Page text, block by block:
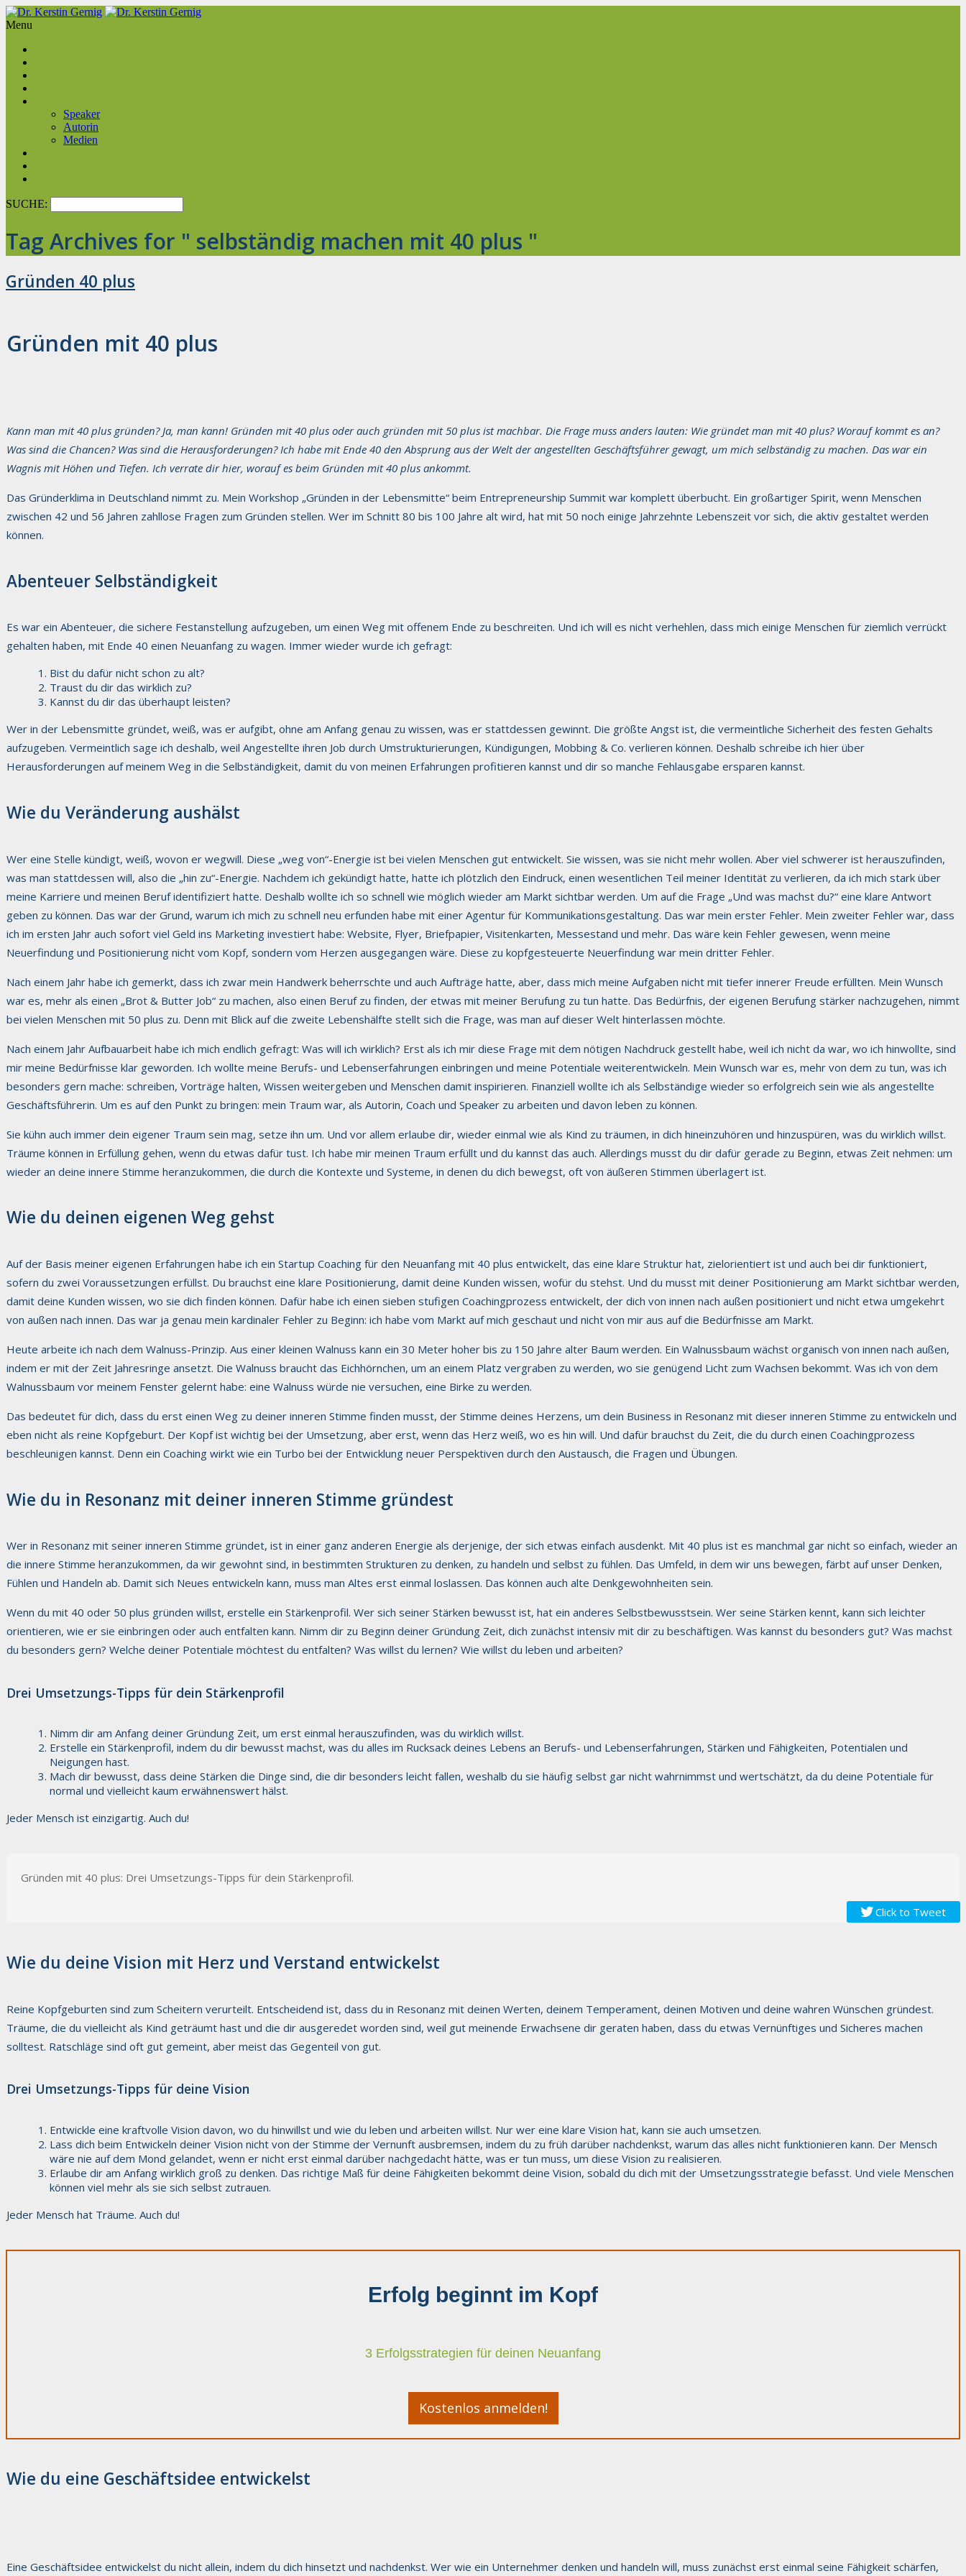
Menu
Speaker
Autorin
Medien
SUCHE:
Tag Archives for " selbständig machen mit 40 plus "
Gründen 40 plus
Gründen mit 40 plus
Kann man mit 40 plus gründen? Ja, man kann! Gründen mit 40 plus oder auch gründen mit 50 plus ist machbar. Die Frage muss anders lauten: Wie gründet man mit 40 plus? Worauf kommt es an?
Was sind die Chancen? Was sind die Herausforderungen? Ich habe mit Ende 40 den Absprung aus der Welt der angestellten Geschäftsführer gewagt, um mich selbständig zu machen. Das war ein
Wagnis mit Höhen und Tiefen. Ich verrate dir hier, worauf es beim Gründen mit 40 plus ankommt.
Das Gründerklima in Deutschland nimmt zu. Mein Workshop „Gründen in der Lebensmitte“ beim Entrepreneurship Summit war komplett überbucht. Ein großartiger Spirit, wenn Menschen
zwischen 42 und 56 Jahren zahllose Fragen zum Gründen stellen. Wer im Schnitt 80 bis 100 Jahre alt wird, hat mit 50 noch einige Jahrzehnte Lebenszeit vor sich, die aktiv gestaltet werden
können.
Abenteuer Selbständigkeit
Es war ein Abenteuer, die sichere Festanstellung aufzugeben, um einen Weg mit offenem Ende zu beschreiten. Und ich will es nicht verhehlen, dass mich einige Menschen für ziemlich verrückt
gehalten haben, mit Ende 40 einen Neuanfang zu wagen. Immer wieder wurde ich gefragt:
Bist du dafür nicht schon zu alt?
Traust du dir das wirklich zu?
Kannst du dir das überhaupt leisten?
Wer in der Lebensmitte gründet, weiß, was er aufgibt, ohne am Anfang genau zu wissen, was er stattdessen gewinnt. Die größte Angst ist, die vermeintliche Sicherheit des festen Gehalts
aufzugeben. Vermeintlich sage ich deshalb, weil Angestellte ihren Job durch Umstrukturierungen, Kündigungen, Mobbing & Co. verlieren können. Deshalb schreibe ich hier über
Herausforderungen auf meinem Weg in die Selbständigkeit, damit du von meinen Erfahrungen profitieren kannst und dir so manche Fehlausgabe ersparen kannst.
Wie du Veränderung aushälst
Wer eine Stelle kündigt, weiß, wovon er wegwill. Diese „weg von“-Energie ist bei vielen Menschen gut entwickelt. Sie wissen, was sie nicht mehr wollen. Aber viel schwerer ist herauszufinden,
was man stattdessen will, also die „hin zu“-Energie. Nachdem ich gekündigt hatte, hatte ich plötzlich den Eindruck, einen wesentlichen Teil meiner Identität zu verlieren, da ich mich stark über
meine Karriere und meinen Beruf identifiziert hatte. Deshalb wollte ich so schnell wie möglich wieder am Markt sichtbar werden. Um auf die Frage „Und was machst du?“ eine klare Antwort
geben zu können. Das war der Grund, warum ich mich zu schnell neu erfunden habe mit einer Agentur für Kommunikationsgestaltung. Das war mein erster Fehler. Mein zweiter Fehler war, dass
ich im ersten Jahr auch sofort viel Geld ins Marketing investiert habe: Website, Flyer, Briefpapier, Visitenkarten, Messestand und mehr. Das wäre kein Fehler gewesen, wenn meine
Neuerfindung und Positionierung nicht vom Kopf, sondern vom Herzen ausgegangen wäre. Diese zu kopfgesteuerte Neuerfindung war mein dritter Fehler.
Nach einem Jahr habe ich gemerkt, dass ich zwar mein Handwerk beherrschte und auch Aufträge hatte, aber, dass mich meine Aufgaben nicht mit tiefer innerer Freude erfüllten. Mein Wunsch
war es, mehr als einen „Brot & Butter Job“ zu machen, also einen Beruf zu finden, der etwas mit meiner Berufung zu tun hatte. Das Bedürfnis, der eigenen Berufung stärker nachzugehen, nimmt
bei vielen Menschen mit 50 plus zu. Denn mit Blick auf die zweite Lebenshälfte stellt sich die Frage, was man auf dieser Welt hinterlassen möchte.
Nach einem Jahr Aufbauarbeit habe ich mich endlich gefragt: Was will ich wirklich? Erst als ich mir diese Frage mit dem nötigen Nachdruck gestellt habe, weil ich nicht da war, wo ich hinwollte, sind
mir meine Bedürfnisse klar geworden. Ich wollte meine Berufs- und Lebenserfahrungen einbringen und meine Potentiale weiterentwickeln. Mein Wunsch war es, mehr von dem zu tun, was ich
besonders gern mache: schreiben, Vorträge halten, Wissen weitergeben und Menschen damit inspirieren. Finanziell wollte ich als Selbständige wieder so erfolgreich sein wie als angestellte
Geschäftsführerin. Um es auf den Punkt zu bringen: mein Traum war, als Autorin, Coach und Speaker zu arbeiten und davon leben zu können.
Sie kühn auch immer dein eigener Traum sein mag, setze ihn um. Und vor allem erlaube dir, wieder einmal wie als Kind zu träumen, in dich hineinzuhören und hinzuspüren, was du wirklich willst.
Träume können in Erfüllung gehen, wenn du etwas dafür tust. Ich habe mir meinen Traum erfüllt und du kannst das auch. Allerdings musst du dir dafür gerade zu Beginn, etwas Zeit nehmen: um
wieder an deine innere Stimme heranzukommen, die durch die Kontexte und Systeme, in denen du dich bewegst, oft von äußeren Stimmen überlagert ist.
Wie du deinen eigenen Weg gehst
Auf der Basis meiner eigenen Erfahrungen habe ich ein Startup Coaching für den Neuanfang mit 40 plus entwickelt, das eine klare Struktur hat, zielorientiert ist und auch bei dir funktioniert,
sofern du zwei Voraussetzungen erfüllst. Du brauchst eine klare Positionierung, damit deine Kunden wissen, wofür du stehst. Und du musst mit deiner Positionierung am Markt sichtbar werden,
damit deine Kunden wissen, wo sie dich finden können. Dafür habe ich einen sieben stufigen Coachingprozess entwickelt, der dich von innen nach außen positioniert und nicht etwa umgekehrt
von außen nach innen. Das war ja genau mein kardinaler Fehler zu Beginn: ich habe vom Markt auf mich geschaut und nicht von mir aus auf die Bedürfnisse am Markt.
Heute arbeite ich nach dem Walnuss-Prinzip. Aus einer kleinen Walnuss kann ein 30 Meter hoher bis zu 150 Jahre alter Baum werden. Ein Walnussbaum wächst organisch von innen nach außen,
indem er mit der Zeit Jahresringe ansetzt. Die Walnuss braucht das Eichhörnchen, um an einem Platz vergraben zu werden, wo sie genügend Licht zum Wachsen bekommt. Was ich von dem
Walnussbaum vor meinem Fenster gelernt habe: eine Walnuss würde nie versuchen, eine Birke zu werden.
Das bedeutet für dich, dass du erst einen Weg zu deiner inneren Stimme finden musst, der Stimme deines Herzens, um dein Business in Resonanz mit dieser inneren Stimme zu entwickeln und
eben nicht als reine Kopfgeburt. Der Kopf ist wichtig bei der Umsetzung, aber erst, wenn das Herz weiß, wo es hin will. Und dafür brauchst du Zeit, die du durch einen Coachingprozess
beschleunigen kannst. Denn ein Coaching wirkt wie ein Turbo bei der Entwicklung neuer Perspektiven durch den Austausch, die Fragen und Übungen.
Wie du in Resonanz mit deiner inneren Stimme gründest
Wer in Resonanz mit seiner inneren Stimme gründet, ist in einer ganz anderen Energie als derjenige, der sich etwas einfach ausdenkt. Mit 40 plus ist es manchmal gar nicht so einfach, wieder an
die innere Stimme heranzukommen, da wir gewohnt sind, in bestimmten Strukturen zu denken, zu handeln und selbst zu fühlen. Das Umfeld, in dem wir uns bewegen, färbt auf unser Denken,
Fühlen und Handeln ab. Damit sich Neues entwickeln kann, muss man Altes erst einmal loslassen. Das können auch alte Denkgewohnheiten sein.
Wenn du mit 40 oder 50 plus gründen willst, erstelle ein Stärkenprofil. Wer sich seiner Stärken bewusst ist, hat ein anderes Selbstbewusstsein. Wer seine Stärken kennt, kann sich leichter
orientieren, wie er sie einbringen oder auch entfalten kann. Nimm dir zu Beginn deiner Gründung Zeit, dich zunächst intensiv mit dir zu beschäftigen. Was kannst du besonders gut? Was machst
du besonders gern? Welche deiner Potentiale möchtest du entfalten? Was willst du lernen? Wie willst du leben und arbeiten?
Drei Umsetzungs-Tipps für dein Stärkenprofil
Nimm dir am Anfang deiner Gründung Zeit, um erst einmal herauszufinden, was du wirklich willst.
Erstelle ein Stärkenprofil, indem du dir bewusst machst, was du alles im Rucksack deines Lebens an Berufs- und Lebenserfahrungen, Stärken und Fähigkeiten, Potentialen und
Neigungen hast.
Mach dir bewusst, dass deine Stärken die Dinge sind, die dir besonders leicht fallen, weshalb du sie häufig selbst gar nicht wahrnimmst und wertschätzt, da du deine Potentiale für
normal und vielleicht kaum erwähnenswert hälst.
Jeder Mensch ist einzigartig. Auch du!
Gründen mit 40 plus: Drei Umsetzungs-Tipps für dein Stärkenprofil.
Click to Tweet
Wie du deine Vision mit Herz und Verstand entwickelst
Reine Kopfgeburten sind zum Scheitern verurteilt. Entscheidend ist, dass du in Resonanz mit deinen Werten, deinem Temperament, deinen Motiven und deine wahren Wünschen gründest.
Träume, die du vielleicht als Kind geträumt hast und die dir ausgeredet worden sind, weil gut meinende Erwachsene dir geraten haben, dass du etwas Vernünftiges und Sicheres machen
solltest. Ratschläge sind oft gut gemeint, aber meist das Gegenteil von gut.
Drei Umsetzungs-Tipps für deine Vision
Entwickle eine kraftvolle Vision davon, wo du hinwillst und wie du leben und arbeiten willst. Nur wer eine klare Vision hat, kann sie auch umsetzen.
Lass dich beim Entwickeln deiner Vision nicht von der Stimme der Vernunft ausbremsen, indem du zu früh darüber nachdenkst, warum das alles nicht funktionieren kann. Der Mensch
wäre nie auf dem Mond gelandet, wenn er nicht erst einmal darüber nachgedacht hätte, was er tun muss, um diese Vision zu realisieren.
Erlaube dir am Anfang wirklich groß zu denken. Das richtige Maß für deine Fähigkeiten bekommt deine Vision, sobald du dich mit der Umsetzungsstrategie befasst. Und viele Menschen
können viel mehr als sie sich selbst zutrauen.
Jeder Mensch hat Träume. Auch du!
Erfolg beginnt im Kopf
3 Erfolgsstrategien für deinen Neuanfang
Kostenlos anmelden!
Wie du eine Geschäftsidee entwickelst
Eine Geschäftsidee entwickelst du nicht allein, indem du dich hinsetzt und nachdenkst. Wer wie ein Unternehmer denken und handeln will, muss zunächst erst einmal seine Fähigkeit schärfen,